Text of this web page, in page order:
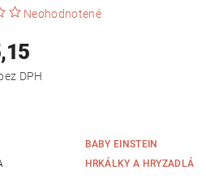
Neohodnotené
€4,19 bez DPH
BABY EINSTEIN
HRKÁLKY A HRYZADLÁ